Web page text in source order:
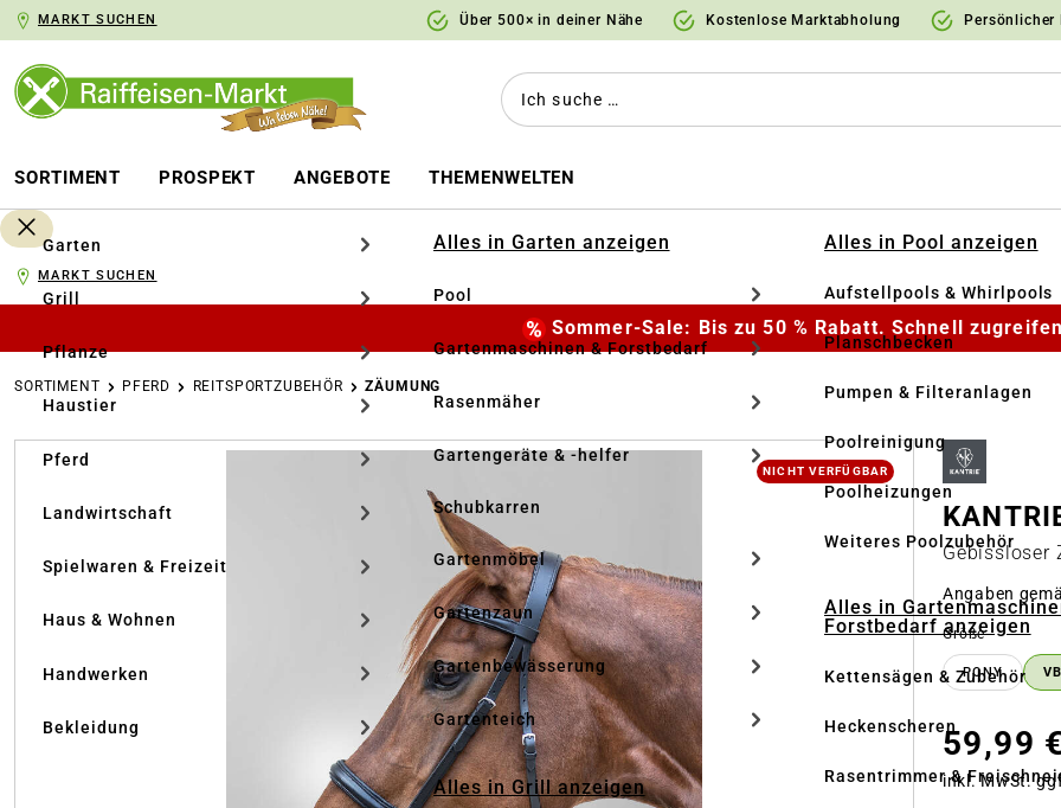
Zur Hauptnavigation springen
MARKT SUCHEN Über 500× in deiner Nähe Kostenlose Marktabholung Persönlicher
SORTIMENT PROSPEKT ANGEBOTE THEMENWELTEN
Garten
Grill
Pflanze
Haustier
Pferd
Landwirtschaft
Spielwaren & Freizeit
Haus & Wohnen
Handwerken
Bekleidung
Alles in Garten anzeigen
Pool
Gartenmaschinen & Forstbedarf
Rasenmäher
Gartengeräte & -helfer
Schubkarren
Gartenmöbel
Gartenzaun
Gartenbewässerung
Gartenteich
Alles in Grill anzeigen
Alles in Pool anzeigen
Aufstellpools & Whirlpools
Planschbecken
Pumpen & Filteranlagen
Poolreinigung
Poolheizungen
Weiteres Poolzubehör
Alles in
Forstbedarf anzeigen
Kettensägen & Zubehör
Heckenscheren
Rasentrimmer &
MARKT SUCHEN
Sommer-Sale: Bis zu 50 % Rabatt. Schnell
SORTIMENT PFERD REITSPORTZUBEHÖR ZÄUMUNG
Bildergalerie überspringen
NICHT VERFÜGBAR
Gebissloser
Angaben
Größeauswählen
PONY
59,99 €
inkl. MwSt.